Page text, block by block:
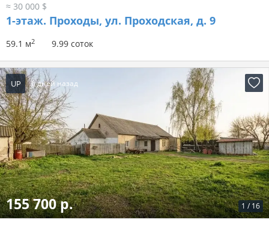
≈ 30 000 $
1-этаж. Проходы, ул. Проходская, д. 9
59.1 м2 9.99 соток
UP 6 дней назад
1 / 16
155 700 р.